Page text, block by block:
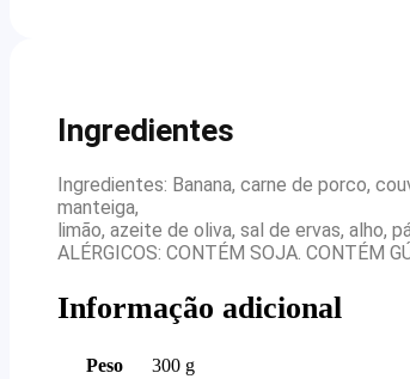
Ingredientes
Ingredientes: Banana, carne de porco,
manteiga,
limão, azeite de oliva, sal de ervas, alho,
ALÉRGICOS: CONTÉM SOJA. CONTÉM
Informação adicional
Peso
300 g